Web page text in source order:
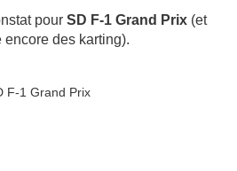
pour SD F-1 Grand Prix (et
des karting).
F-1 Grand Prix